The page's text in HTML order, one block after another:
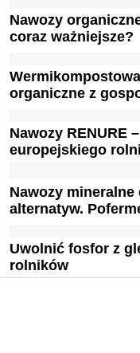
Nawozy
coraz ważniejsze?
organiczne z
Nawozy RENURE
europejskiego
Nawozy
alternatyw.
Uwolnić fosfor z
rolników